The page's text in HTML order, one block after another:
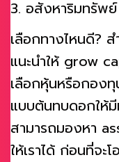
3. อสังหาริมทรัพย์
เลือกทางไหนดี?
แนะนำให้ grow
เลือกหุ้นหรือกองทุ
แบบต้นทบดอกให้มี
สามารถมองหา
ให้เราได้ ก่อนที่จะ